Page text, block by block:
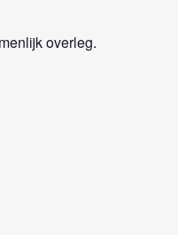
overleg.